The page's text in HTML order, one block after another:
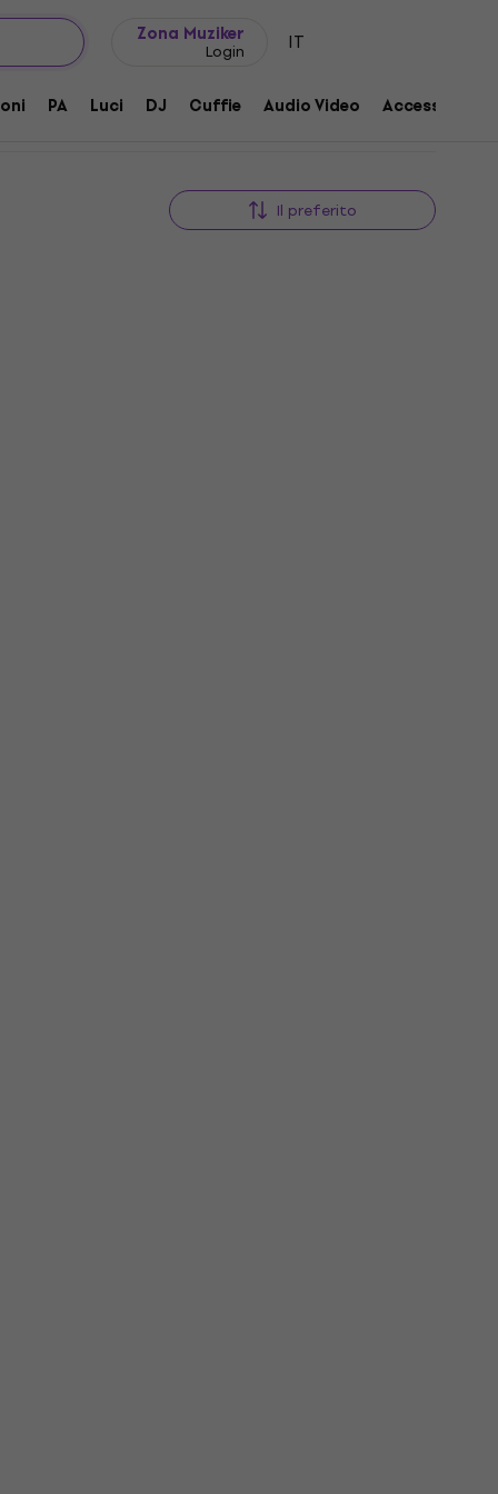
Zona Muziker
Login IT
PA Luci DJ Cuffie Audio Video Accessori
Il preferito